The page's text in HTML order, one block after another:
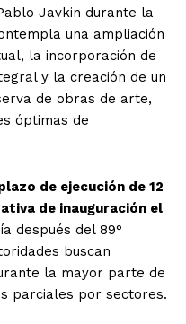
Javkin durante la
una ampliación
la incorporación de
y la creación de un
de obras de arte,
óptimas de
de ejecución de 12
de inauguración el
después del 89°
buscan
la mayor parte de
parciales por sectores.